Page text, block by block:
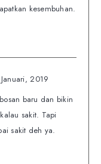
kesembuhan.
2019
baru dan bikin
sakit. Tapi
sakit deh ya.